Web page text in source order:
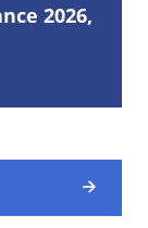
2026,